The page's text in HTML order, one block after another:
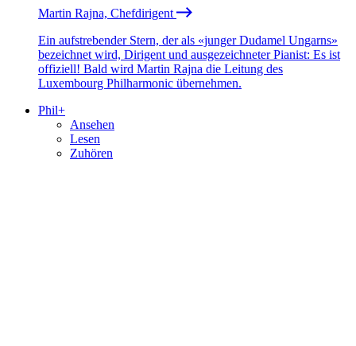
Martin Rajna, Chefdirigent
Ein aufstrebender Stern, der als «junger Dudamel Ungarns»
bezeichnet wird, Dirigent und ausgezeichneter Pianist: Es ist
offiziell! Bald wird Martin Rajna die Leitung des
Luxembourg Philharmonic übernehmen.
Phil+
Ansehen
Lesen
Zuhören